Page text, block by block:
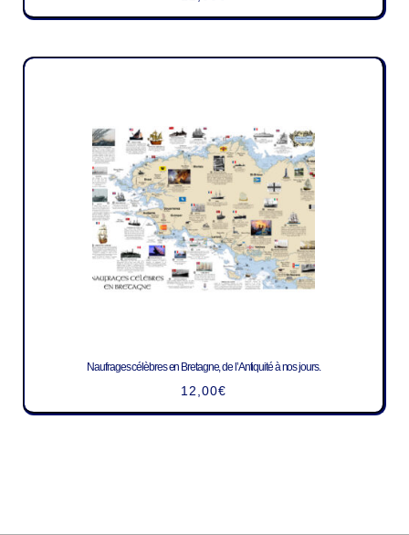
Naufrages célèbres en Bretagne, de l’Antiquité à nos jours.
12,00€